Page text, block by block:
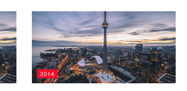
2014